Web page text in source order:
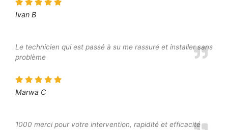
Ivan B
Le technicien qui est passé à su me rassuré et installer sans
problème
Marwa C
1000 merci pour votre intervention, rapidité et efficacité